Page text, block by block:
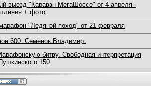
выезд "Караван-МегаШоссе" от 4 апреля -
+ фото
"Ледяной поход" от 21 февраля
600. Семёнов Владимир.
битву. Свободная интерпретация
150